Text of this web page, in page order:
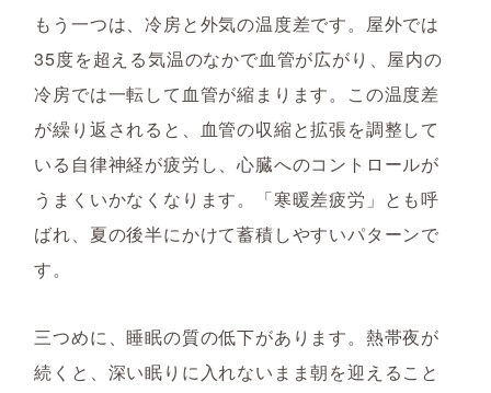
もう一つは、冷房と外気の温度差です。屋外では
35度を超える気温のなかで血管が広がり、屋内の
冷房では一転して血管が縮まります。この温度差
が繰り返されると、血管の収縮と拡張を調整して
いる自律神経が疲労し、心臓へのコントロールが
うまくいかなくなります。「寒暖差疲労」とも呼
ばれ、夏の後半にかけて蓄積しやすいパターンで
す。
三つめに、睡眠の質の低下があります。熱帯夜が
続くと、深い眠りに入れないまま朝を迎えること